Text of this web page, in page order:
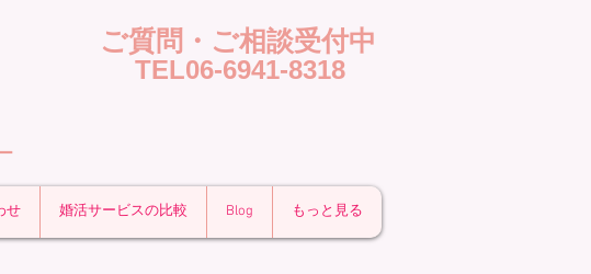
TEL06-6941-8318
​ご質問・ご相談受付中
せ 婚活サービスの比較 Blog もっと見る